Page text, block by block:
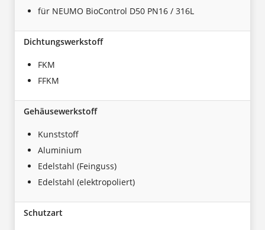
für NEUMO BioControl D50 PN16 / 316L
Dichtungswerkstoff
FKM
FFKM
Gehäusewerkstoff
Kunststoff
Aluminium
Edelstahl (Feinguss)
Edelstahl (elektropoliert)
Schutzart